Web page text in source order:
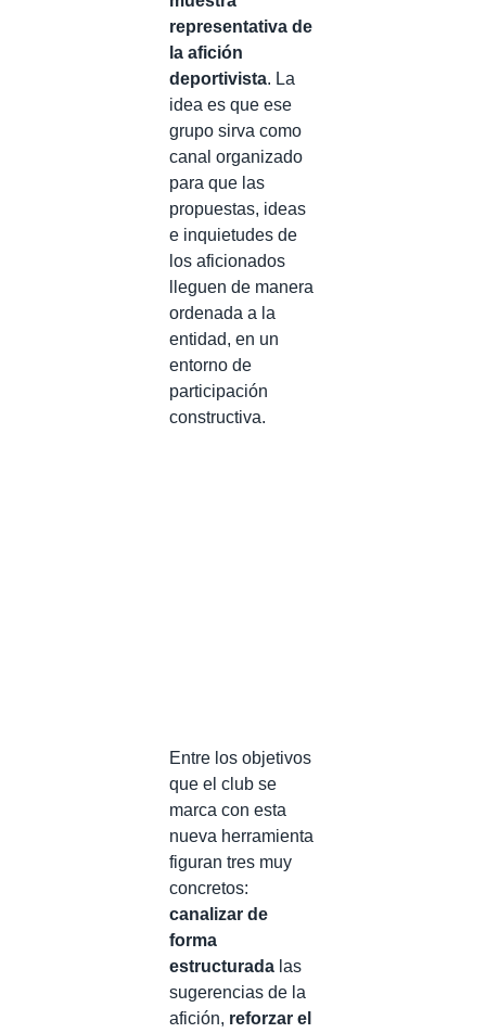
representativa de
la afición
deportivista. La
idea es que ese
grupo sirva como
canal organizado
para que las
propuestas, ideas
e inquietudes de
los aficionados
lleguen de manera
ordenada a la
entidad, en un
entorno de
participación
constructiva.
Entre los objetivos
que el club se
marca con esta
nueva herramienta
figuran tres muy
concretos:
canalizar de
forma
estructurada las
sugerencias de la
afición, reforzar el